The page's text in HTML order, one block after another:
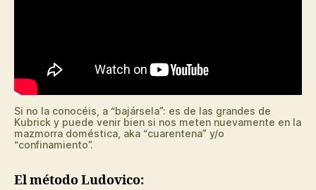
Si no la conocéis, a “bajársela”: es de las grandes de
Kubrick y puede venir bien si nos meten nuevamente en la
mazmorra doméstica, aka “cuarentena” y/o
“confinamiento”.
El método Ludovico: